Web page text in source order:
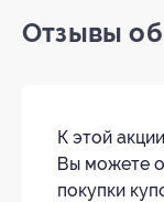
Отзывы об
К этой
Вы можете
покупки